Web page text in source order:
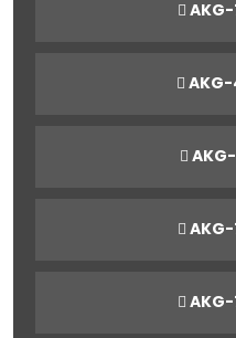
AKG-
AKG-
AKG-
AKG-